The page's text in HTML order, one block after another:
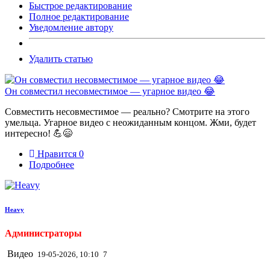
Быстрое редактирование
Полное редактирование
Уведомление автору
Удалить статью
Он совместил несовместимое — угарное видео 😂
Совместить несовместимое — реально? Смотрите на этого
умельца. Угарное видео с неожиданным концом. Жми, будет
интересно! 💪😄
Нравится 0
Подробнее
Heavy
Администраторы
Видео 19-05-2026, 10:10 7